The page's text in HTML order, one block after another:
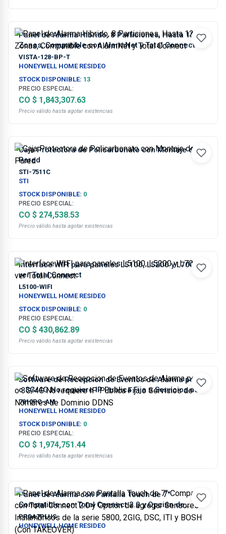
Panel de Alarma Hibrido, 8 Particiones, Hasta 128
Zonas, Compatible con AlarmNet y Total Connect
VISTA-128-BP-T
HONEYWELL HOME RESIDEO
STOCK DISPONIBLE: 13
PRECIO ESPECIAL:
CO $ 1,843,307.63
Precio válido hasta agotar existencias
Caja Protectora de Policarbonato con Montaje de
Pared
STI-7511C
STI
STOCK DISPONIBLE: 0
PRECIO ESPECIAL:
CO $ 274,538.53
Precio válido hasta agotar existencias
Interface WIFI para paneles L5100, L5200 y L7000
ver Total Connect
L5100-WIFI
HONEYWELL HOME RESIDEO
STOCK DISPONIBLE: 0
PRECIO ESPECIAL:
CO $ 430,862.89
Precio válido hasta agotar existencias
Software de Recepcion de Eventos de Alarma por IP
o 3G/4G No requiere IP Publica Fija o Servicios de
Nombres de Dominio DDNS
7810PC-AM
HONEYWELL HOME RESIDEO
STOCK DISPONIBLE: 0
PRECIO ESPECIAL:
CO $ 1,974,751.44
Precio válido hasta agotar existencias
Panel de Alarma con Pantalla Touch de 7"
Compatible con Total Connect 2.0 y Opción de
agregar Sensores Inalámbricos de la serie 5800,
2GIG, DSC, ITI y BOSH (Con TAKEOVER)
PROA7PLUS
HONEYWELL HOME RESIDEO